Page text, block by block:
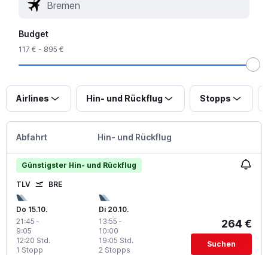
Budget
117 € - 895 €
Airlines Hin- und Rückflug Stopps
Abfahrt Hin- und Rückflug
Günstigster Hin- und Rückflug
TLV BRE
Do 15.10.
21:45 -
9:05
1 Stopp
12:20 Std.
Di 20.10.
13:55 -
10:00
2 Stopps
19:05 Std.
264 €
Suchen